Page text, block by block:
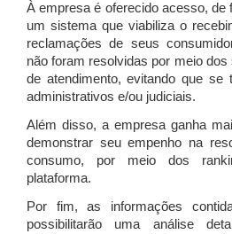
À empresa é oferecido acesso, de
um sistema que viabiliza o
reclamações de seus
não foram resolvidas por meio
de atendimento, evitando que se
administrativos e/ou judiciais.
Além disso, a empresa ganha
demonstrar seu empenho na
consumo, por meio dos
plataforma.
Por fim, as informações
possibilitarão uma análise